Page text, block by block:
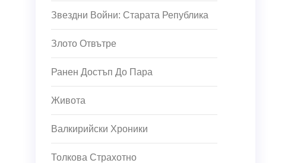
Звездни Войни: Старата Република
Злото Отвътре
Ранен Достъп До Пара
Живота
Валкирийски Хроники
Толкова Страхотно